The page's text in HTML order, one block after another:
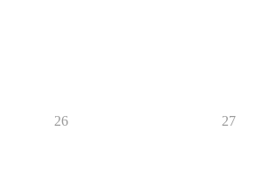
26 27